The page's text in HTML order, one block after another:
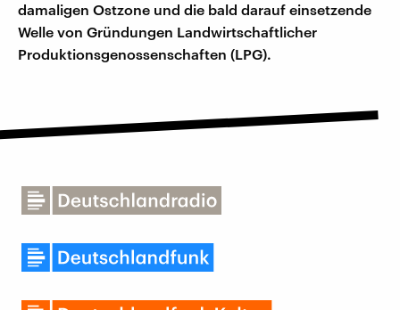
damaligen Ostzone und die bald darauf einsetzende
Welle von Gründungen Landwirtschaftlicher
Produktionsgenossenschaften (LPG).